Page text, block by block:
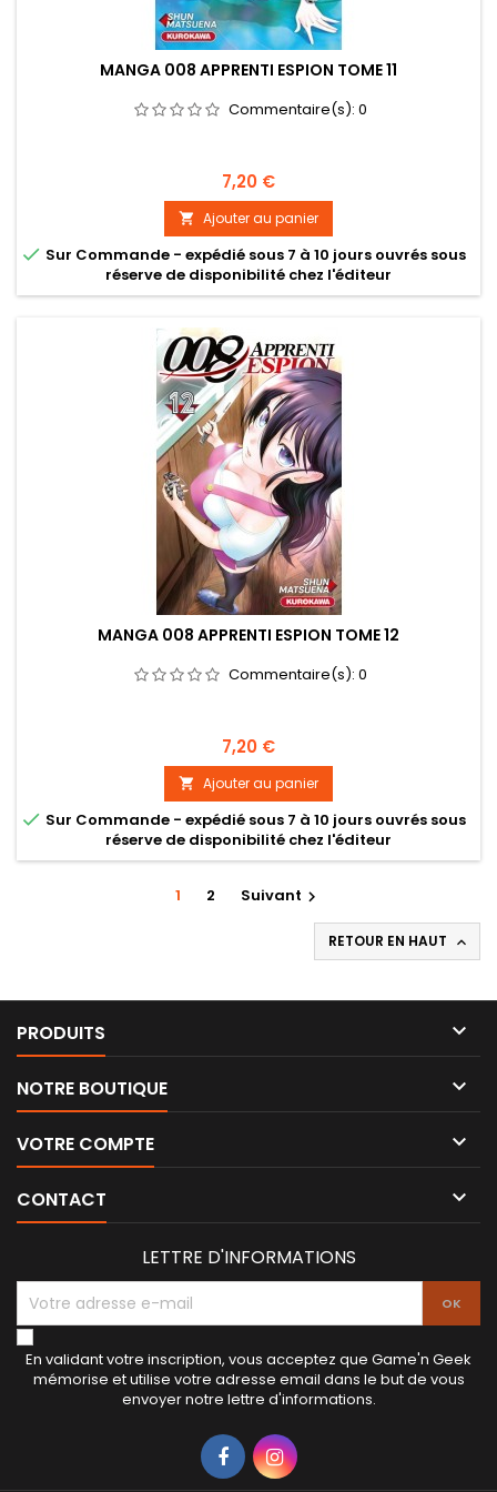
MANGA 008 APPRENTI ESPION TOME 11
Commentaire(s): 0
Prix
7,20 €
 Ajouter au panier
 Sur Commande - expédié sous 7 à 10 jours ouvrés sous
réserve de disponibilité chez l'éditeur
MANGA 008 APPRENTI ESPION TOME 12
Commentaire(s): 0
Prix
7,20 €
 Ajouter au panier
 Sur Commande - expédié sous 7 à 10 jours ouvrés sous
réserve de disponibilité chez l'éditeur
1 2 Suivant 
RETOUR EN HAUT 
PRODUITS 
NOTRE BOUTIQUE 
VOTRE COMPTE 
CONTACT 
LETTRE D'INFORMATIONS
En validant votre inscription, vous acceptez que Game'n Geek
mémorise et utilise votre adresse email dans le but de vous
envoyer notre lettre d'informations.